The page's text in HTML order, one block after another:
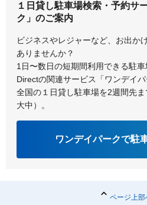
１日貸し駐車場検索・予約サ
ク」のご案内
ビジネスやレジャーなど、お出か
ありませんか？
1日〜数日の短期間利用できる駐
Directの関連サービス「ワンデイ
全国の１日貸し駐車場を2週間先
大中）。
ワンデイパークで駐
ページ上部